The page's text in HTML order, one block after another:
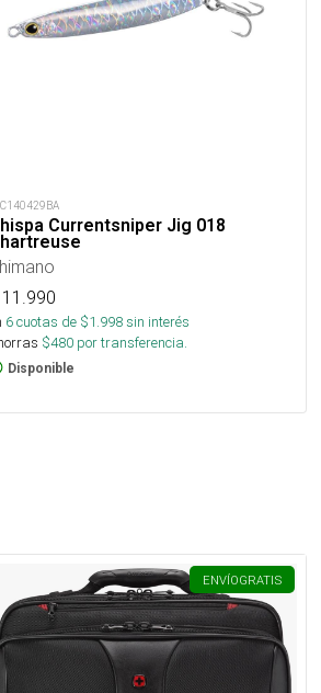
Currentsniper Jig 018
11.990
6cuotas de $1.998sin interés
$480 por transferencia.
Disponible
ENVÍOGRATIS